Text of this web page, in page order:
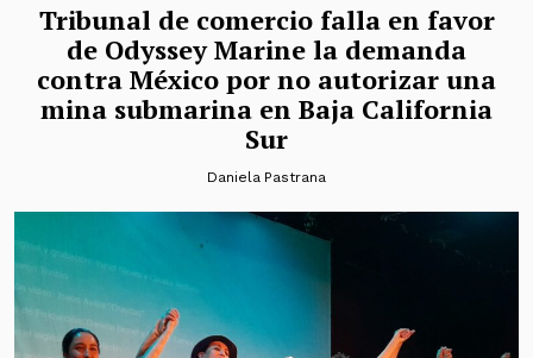
Tribunal de comercio falla en favor
de Odyssey Marine la demanda
contra México por no autorizar una
mina submarina en Baja California
Sur
Daniela Pastrana